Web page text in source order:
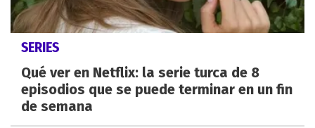
SERIES
Qué ver en Netflix: la serie turca de 8
episodios que se puede terminar en un fin
de semana